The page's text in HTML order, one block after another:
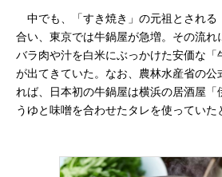
中でも、「すき焼き」の元祖とされる
合い、東京では牛鍋屋が急増。その流
バラ肉や汁を白米にぶっかけた安価な
が出てきていた。なお、農林水産省の公
れば、日本初の牛鍋屋は横浜の居酒屋「
うゆと味噌を合わせたタレを使っていた